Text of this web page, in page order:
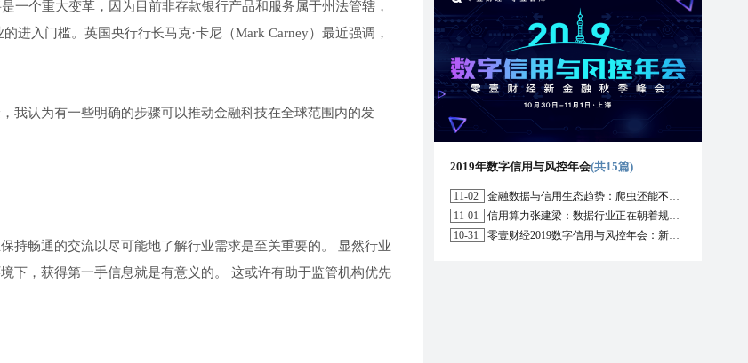
一个重大变革，因为目前非存款银行产品和服务属于州法管辖，
进入门槛。英国央行行长马克·卡尼（Mark Carney）最近强调，
我认为有一些明确的步骤可以推动金融科技在全球范围内的发
持畅通的交流以尽可能地了解行业需求是至关重要的。 显然行业
下，获得第一手信息就是有意义的。 这或许有助于监管机构优先
2019年数字信用与风控年会(共15篇)
11-02
金融数据与信用生态趋势：爬虫还能不能用？区块链能解决哪些问题？
11-01
信用算力张建梁：数据行业正在朝着规范化方向演进，数据确权是数据开放的前提
10-31
零壹财经2019数字信用与风控年会：新形势下行业的机遇与挑战